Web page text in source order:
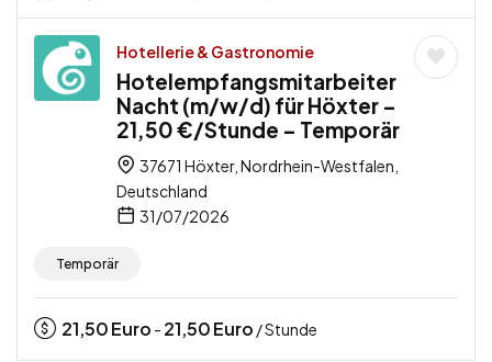
Hotellerie & Gastronomie
Hotelempfangsmitarbeiter
Nacht (m/w/d) für Höxter –
21,50 €/Stunde – Temporär
37671 Höxter, Nordrhein-Westfalen,
Deutschland
31/07/2026
Temporär
21,50Euro - 21,50Euro / Stunde